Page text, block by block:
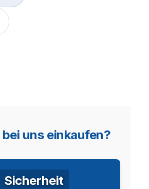
uns einkaufen?
Sicherheit